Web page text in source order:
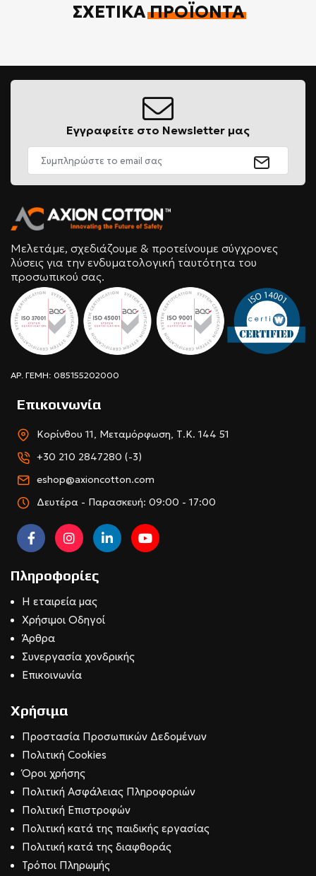
ΣΧΕΤΙΚΆΠΡΟΪΌΝΤΑ
Εγγραφείτε στο Newsletter μας
Μελετάμε, σχεδιάζουμε & προτείνουμε σύγχρονες
λύσεις για την ενδυματολογική ταυτότητα του
προσωπικού σας.
ΑΡ. ΓΕΜΗ: 085155202000
Επικοινωνία
Κορίνθου 11, Μεταμόρφωση, Τ.Κ. 144 51
+30 210 2847280 (-3)
eshop@axioncotton.com
Δευτέρα - Παρασκευή: 09:00 - 17:00
Πληροφορίες
Η εταιρεία μας
Χρήσιμοι Οδηγοί
Άρθρα
Συνεργασία χονδρικής
Επικοινωνία
Χρήσιμα
Προστασία Προσωπικών Δεδομένων
Πολιτική Cookies
Όροι χρήσης
Πολιτική Ασφάλειας Πληροφοριών
Πολιτική Επιστροφών
Πολιτική κατά της παιδικής εργασίας
Πολιτική κατά της διαφθοράς
Τρόποι Πληρωμής